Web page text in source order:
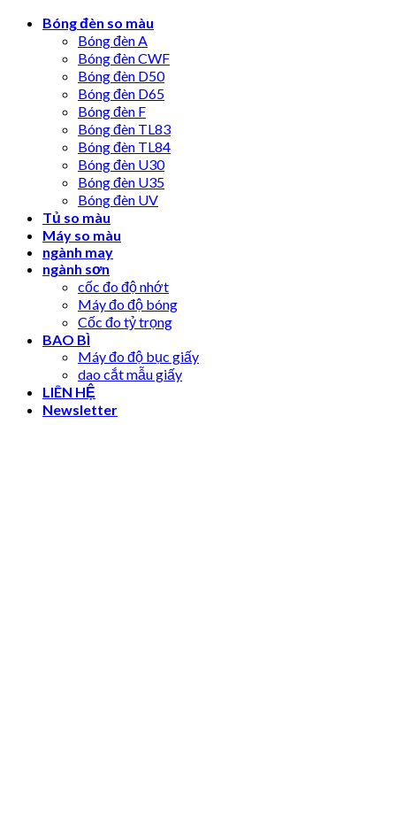
Skip
Bóng đèn so màu
Bóng đèn A
Bóng đèn CWF
Bóng đèn D50
Bóng đèn D65
Bóng đèn F
Bóng đèn TL83
Bóng đèn TL84
Bóng đèn U30
Bóng đèn U35
Bóng đèn UV
Tủ so màu
Máy so màu
ngành may
ngành sơn
cốc đo độ nhớt
Máy đo độ bóng
Cốc đo tỷ trọng
BAO BÌ
Máy đo độ bục giấy
dao cắt mẫu giấy
LIÊN HỆ
Newsletter